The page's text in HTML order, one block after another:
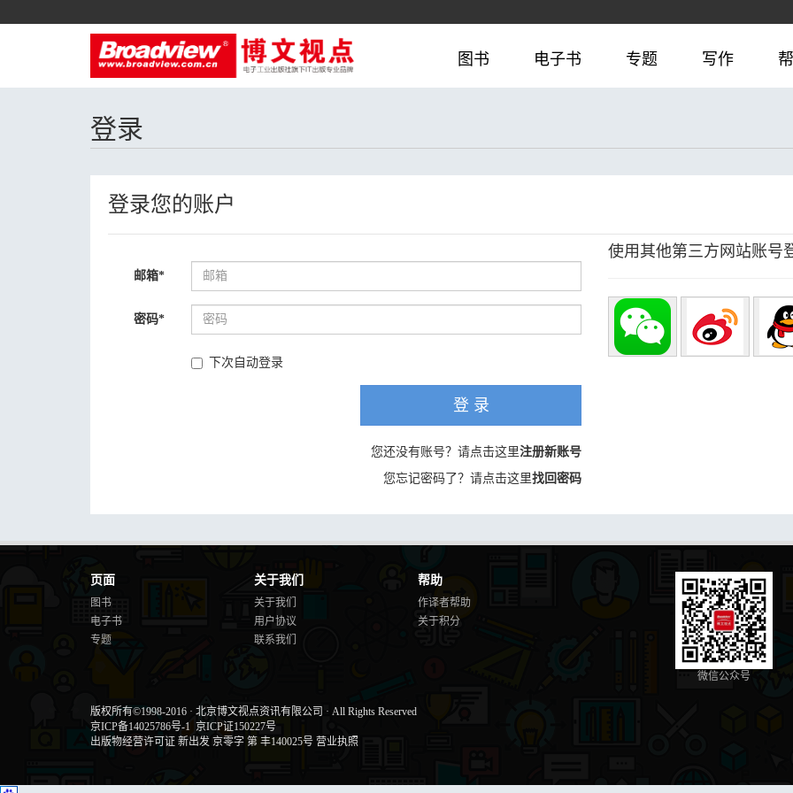
图书 电子书 专题 写作
登录
登录您的账户
邮箱*
密码*
下次自动登录
登 录
您还没有账号？请点击这里注册新账号
您忘记密码了？请点击这里找回密码
使用其他第三方网站账号
页面
图书
电子书
专题
关于我们
关于我们
用户协议
联系我们
帮助
作译者帮助
关于积分
微信公众号
版权所有©1998-2016 · 北京博文视点资讯有限公司 · All Rights Reserved
京ICP备14025786号-1 京ICP证150227号
出版物经营许可证 新出发 京零字 第 丰140025号 营业执照